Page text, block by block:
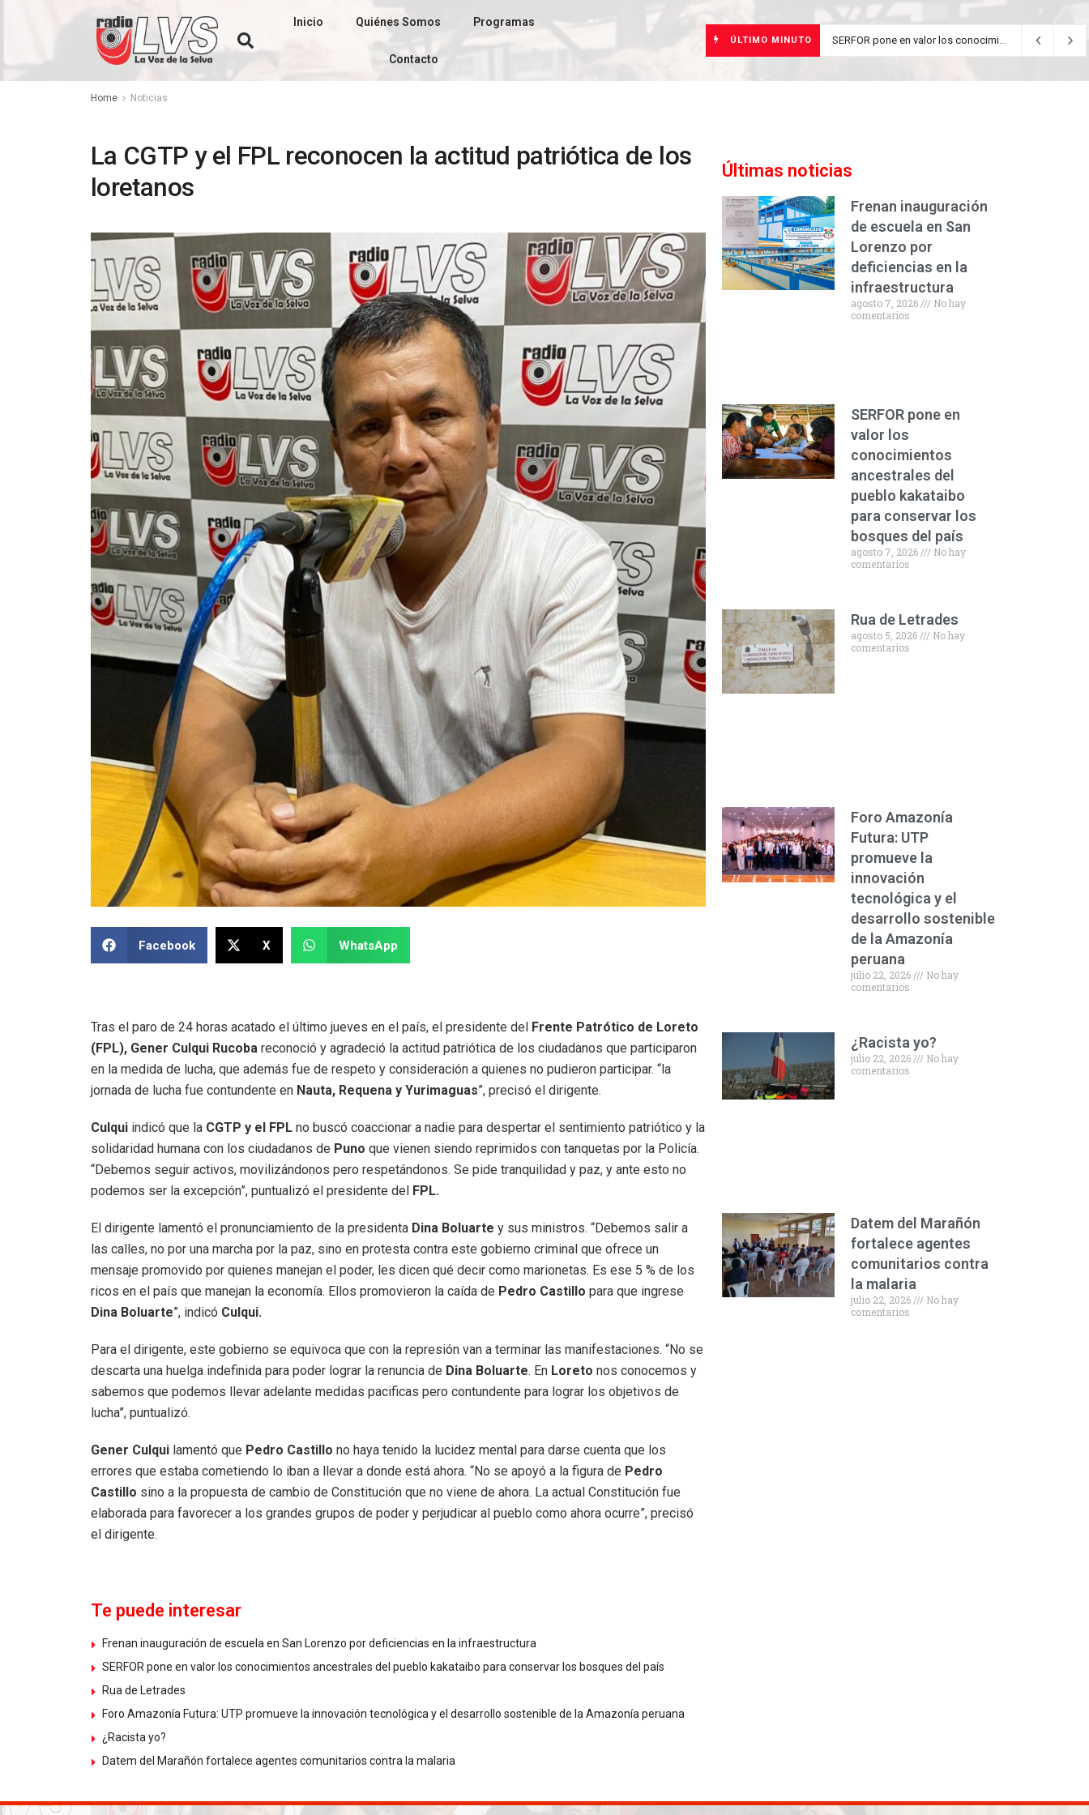
Inicio Quiénes Somos Programas
Contacto
ÚLTIMO MINUTO Rua de Letrades agosto 5, 2026
Home Noticias
La CGTP y el FPL reconocen la actitud patriótica de los
loretanos
Facebook X WhatsApp
Tras el paro de 24 horas acatado el último jueves en el país, el presidente del Frente Patrótico de Loreto
(FPL), Gener Culqui Rucoba reconoció y agradeció la actitud patriótica de los ciudadanos que participaron
en la medida de lucha, que además fue de respeto y consideración a quienes no pudieron participar. “la
jornada de lucha fue contundente en Nauta, Requena y Yurimaguas”, precisó el dirigente.
Culqui indicó que la CGTP y el FPL no buscó coaccionar a nadie para despertar el sentimiento patriótico y la
solidaridad humana con los ciudadanos de Puno que vienen siendo reprimidos con tanquetas por la Policía.
“Debemos seguir activos, movilizándonos pero respetándonos. Se pide tranquilidad y paz, y ante esto no
podemos ser la excepción”, puntualizó el presidente del FPL.
El dirigente lamentó el pronunciamiento de la presidenta Dina Boluarte y sus ministros. “Debemos salir a
las calles, no por una marcha por la paz, sino en protesta contra este gobierno criminal que ofrece un
mensaje promovido por quienes manejan el poder, les dicen qué decir como marionetas. Es ese 5 % de los
ricos en el país que manejan la economía. Ellos promovieron la caída de Pedro Castillo para que ingrese
Dina Boluarte”, indicó Culqui.
Para el dirigente, este gobierno se equivoca que con la represión van a terminar las manifestaciones. “No se
descarta una huelga indefinida para poder lograr la renuncia de Dina Boluarte. En Loreto nos conocemos y
sabemos que podemos llevar adelante medidas pacificas pero contundente para lograr los objetivos de
lucha”, puntualizó.
Gener Culqui lamentó que Pedro Castillo no haya tenido la lucidez mental para darse cuenta que los
errores que estaba cometiendo lo iban a llevar a donde está ahora. “No se apoyó a la figura de Pedro
Castillo sino a la propuesta de cambio de Constitución que no viene de ahora. La actual Constitución fue
elaborada para favorecer a los grandes grupos de poder y perjudicar al pueblo como ahora ocurre”, precisó
el dirigente.
Te puede interesar
Frenan inauguración de escuela en San Lorenzo por deficiencias en la infraestructura
SERFOR pone en valor los conocimientos ancestrales del pueblo kakataibo para conservar los bosques del país
Rua de Letrades
Foro Amazonía Futura: UTP promueve la innovación tecnológica y el desarrollo sostenible de la Amazonía peruana
¿Racista yo?
Datem del Marañón fortalece agentes comunitarios contra la malaria
Últimas noticias
Frenan inauguración
de escuela en San
Lorenzo por
deficiencias en la
infraestructura
agosto 7, 2026
No hay
comentarios
SERFOR pone en
valor los
conocimientos
ancestrales del
pueblo kakataibo
para conservar los
bosques del país
agosto 7, 2026
No hay
comentarios
Rua de Letrades
agosto 5, 2026
No hay
comentarios
Foro Amazonía
Futura: UTP
promueve la
innovación
tecnológica y el
desarrollo sostenible
de la Amazonía
peruana
julio 22, 2026
No hay
comentarios
¿Racista yo?
julio 22, 2026
No hay
comentarios
Datem del Marañón
fortalece agentes
comunitarios contra
la malaria
julio 22, 2026
No hay
comentarios